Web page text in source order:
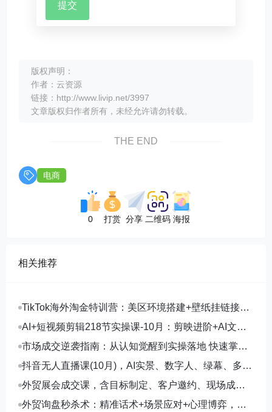
版权声明：
作者：云资源
链接：http://www.livip.net/3997
文章版权归作者所有，未经允许请勿转载。
THE END
电商
0 打赏 分享 二维码 海报
相关推荐
TikTok海外淘金特训营：美区环境搭建+壁纸挂链接
+剪映数字人，月入1.5万
AI+短视频剪辑218节实操课-10月：剪映进阶+AI文案
生成+账号运营，月入2万
市场成交逆袭指南：从认知觉醒到实操落地 快速掌握
市场开拓与成交核心能力
抖音无人直播课(10月)，AI实景、数字人、绿幕、多种
玩法、24小时自动盈利
外贸展会成交课，含目标制定、客户邀约、现场成
交，系统化SOP提升参展ROI
外贸询盘秒杀术：精准话术+场景应对+心理博弈，单